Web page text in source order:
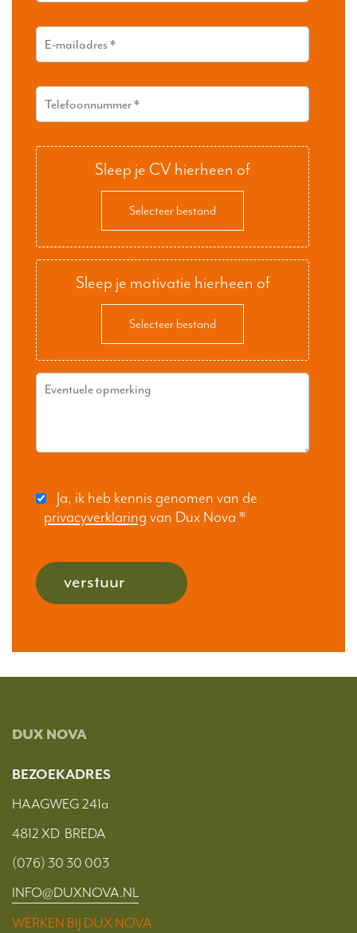
Sleep je CV hierheen of
Selecteer bestand
Sleep je motivatie hierheen of
Selecteer bestand
Ja, ik heb kennis genomen van de
privacyverklaring van Dux Nova *
verstuur
DUX NOVA
BEZOEKADRES
HAAGWEG 241a
4812 XD BREDA
(076) 30 30 003
INFO@DUXNOVA.NL
WERKEN BIJ DUX NOVA